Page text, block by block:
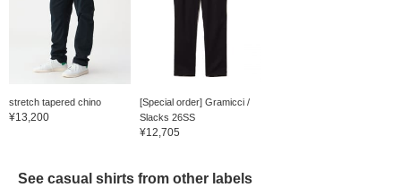
stretch tapered chino
¥13,200
[Special order] Gramicci /
Slacks 26SS
¥12,705
See casual shirts from other labels